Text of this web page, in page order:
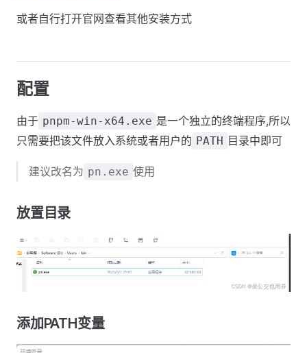
或者自行打开官网查看其他安装方式
配置
由于 pnpm-win-x64.exe 是一个独立的终端程序,所以
只需要把该文件放入系统或者用户的 PATH 目录中即可
建议改名为 pn.exe 使用
放置目录
添加PATH变量